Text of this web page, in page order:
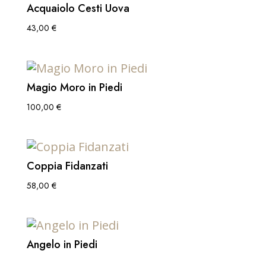
Acquaiolo Cesti Uova
43,00 €
Magio Moro in Piedi
100,00 €
Coppia Fidanzati
58,00 €
Angelo in Piedi